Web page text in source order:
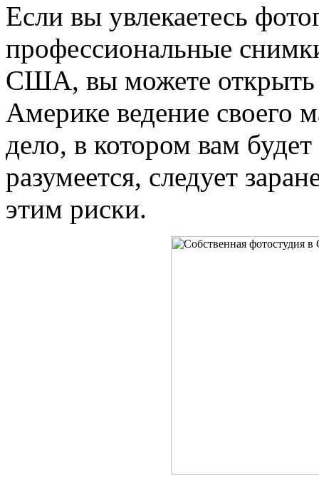
Если вы увлекаетесь
профессиональные
США, вы можете
Америке ведение своего
дело, в котором вам
разумеется, следует
этим риски.